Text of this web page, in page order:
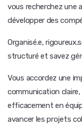
vous recherchez une
développer des
Organisé.e,
structuré et savez
Vous accordez une
communication
efficacement en
avancer les projets